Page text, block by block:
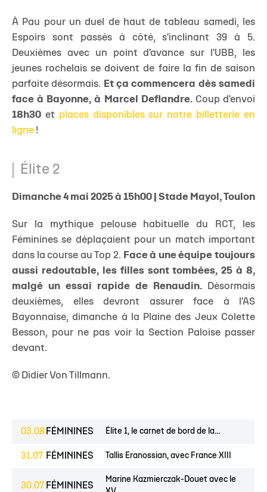
À Pau pour un duel de haut de tableau samedi, les
Espoirs sont passés à côté, s'inclinant 39 à 5.
Deuxièmes avec un point d'avance sur l'UBB, les
jeunes rochelais se doivent de faire la fin de saison
parfaite désormais. Et ça commencera dès samedi
face à Bayonne, à Marcel Deflandre. Coup d'envoi
18h30 et places disponibles sur notre billetterie en
ligne !
Élite 2
Dimanche 4 mai 2025 à 15h00 | Stade Mayol, Toulon
Sur la mythique pelouse habituelle du RCT, les
Féminines se déplaçaient pour un match important
dans la course au Top 2. Face à une équipe toujours
aussi redoutable, les filles sont tombées, 25 à 8,
malgé un essai rapide de Renaudin.
Désormais
deuxièmes, elles devront assurer face à l'AS
Bayonnaise, dimanche à la Plaine des Jeux Colette
Besson, pour ne pas voir la Section Paloise passer
devant.
© Didier Von Tillmann.
03.08 FÉMININES Élite 1, le carnet de bord de la...
31.07 FÉMININES Tallis Eranossian, avec France XIII
30.07 FÉMININES
Marine Kazmierczak-Douet avec le